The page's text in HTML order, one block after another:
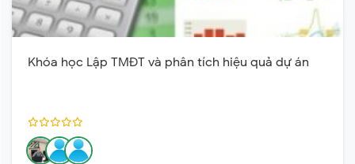
Khóa học Lập TMĐT và phân tích hiệu quả dự án